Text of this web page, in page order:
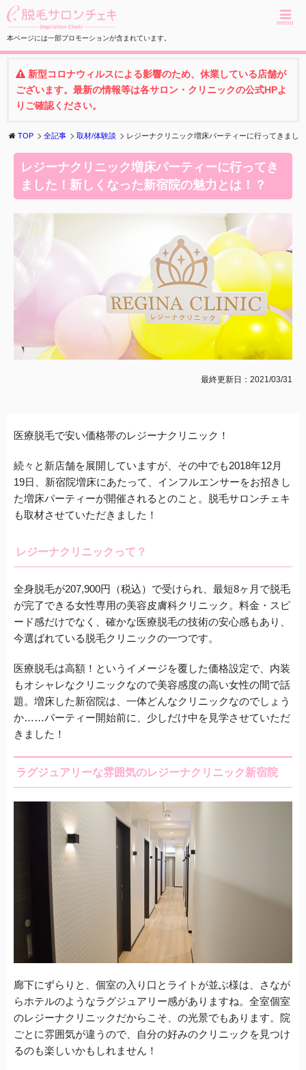
menu
本ページには一部プロモーションが含まれています。
新型コロナウィルスによる影響のため、休業している店舗が
ございます。最新の情報等は各サロン・クリニックの公式HPよ
りご確認ください。
TOP 全記事 取材/体験談 レジーナクリニック増床パーティーに行ってきまし
レジーナクリニック増床パーティーに行ってき
ました！新しくなった新宿院の魅力とは！？
最終更新日：2021/03/31
医療脱毛で安い価格帯のレジーナクリニック！
続々と新店舗を展開していますが、その中でも2018年12月
19日、新宿院増床にあたって、インフルエンサーをお招きし
た増床パーティーが開催されるとのこと。脱毛サロンチェキ
も取材させていただきました！
レジーナクリニックって？
全身脱毛が207,900円（税込） で受けられ、最短8ヶ月で脱毛
が完了できる女性専用の美容皮膚科クリニック。料金・スピ
ード感だけでなく、確かな医療脱毛の技術の安心感もあり、
今選ばれている脱毛クリニックの一つです。
医療脱毛は高額！というイメージを覆した価格設定で、内装
もオシャレなクリニックなので美容感度の高い女性の間で話
題。 増床した新宿院は、一体どんなクリニックなのでしょう
か……パーティー開始前に、少しだけ中を見学させていただ
きました！
ラグジュアリーな雰囲気のレジーナクリニック新宿院
廊下にずらりと、個室の入り口とライトが並ぶ様は、さなが
らホテルのようなラグジュアリー感がありますね。 全室個室
のレジーナクリニックだからこそ、の光景でもあります。院
ごとに雰囲気が違うので、自分の好みのクリニックを見つけ
るのも楽しいかもしれません！